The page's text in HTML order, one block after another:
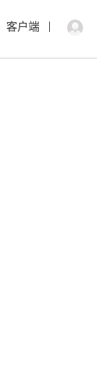
客户端